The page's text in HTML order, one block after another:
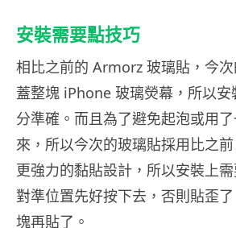
安裝需要點技巧
相比之前的 Armorz 玻璃貼，今
蓋整塊 iPhone 玻璃熒幕，所以
分準確。而且為了避免起泡或用
來，所以今次的玻璃貼採用比之
更強力的黏貼設計，所以安裝上
對準位置先好按下去，否則貼歪
塊再貼了。